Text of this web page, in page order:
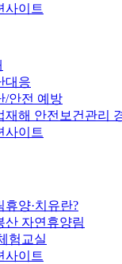
사이트
대응
/안전 예방
재해 안전보건관리
사이트
휴양·치유란?
산 자연휴양림
험교실
사이트